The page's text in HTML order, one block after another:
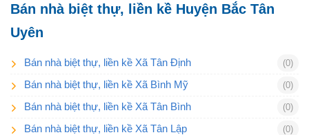
Bán nhà biệt thự, liền kề Huyện Bắc Tân
Uyên
Bán nhà biệt thự, liền kề Xã Tân Định (0)
Bán nhà biệt thự, liền kề Xã Bình Mỹ (0)
Bán nhà biệt thự, liền kề Xã Tân Bình (0)
Bán nhà biệt thự, liền kề Xã Tân Lập (0)